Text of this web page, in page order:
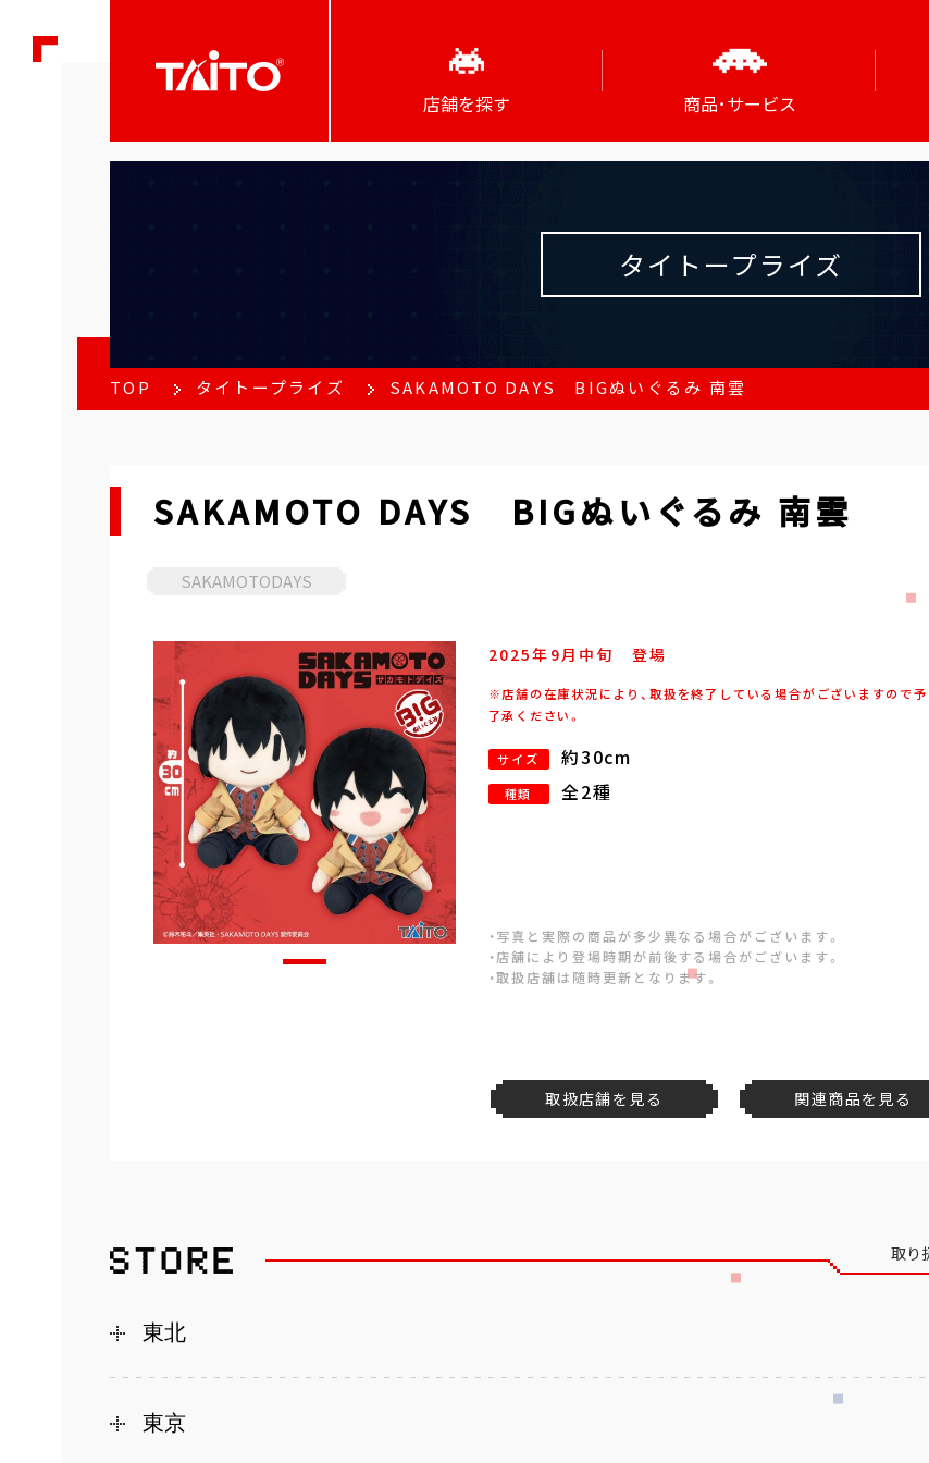
店舗を探す 商品･サービス
タイトープライズ
TOP タイトープライズ SAKAMOTO DAYS BIGぬいぐるみ 南雲
SAKAMOTO DAYS BIGぬいぐるみ 南雲
SAKAMOTODAYS
2025年 9月 中旬 登場
※店舗の在庫状況により、取扱を終了している場合がございますので
了承ください。
サイズ 約30cm
種類 全2種
・写真と実際の商品が多少異なる場合がございます。
・店舗により登場時期が前後する場合がございます。
・取扱店舗は随時更新となります。
取扱店舗を見る 関連商品を見る
取り
東北
東京